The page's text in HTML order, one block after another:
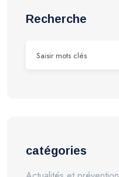
Recherche
catégories